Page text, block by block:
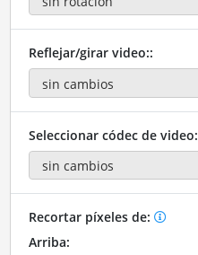
Reflejar/girar video::
Seleccionar códec de video:
Recortar píxeles de:
Arriba: